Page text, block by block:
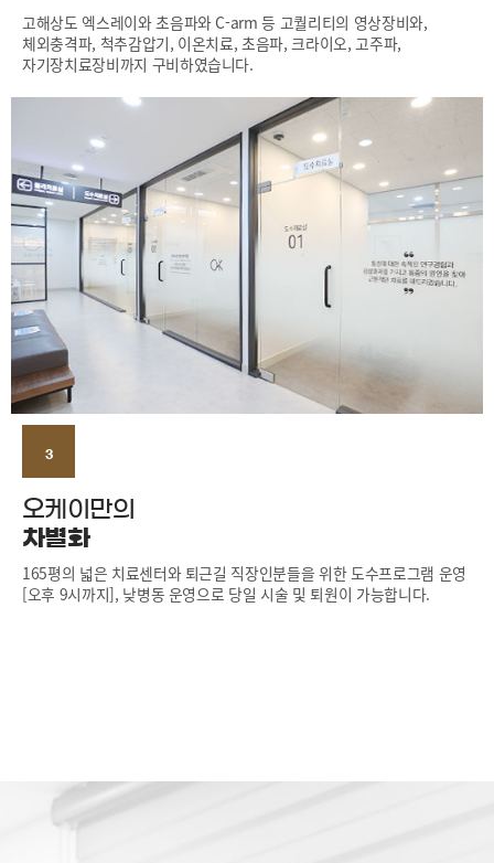
고해상도 엑스레이와 초음파와 C-arm 등 고퀄리티의 영상장비와,
체외충격파, 척추감압기, 이온치료, 초음파, 크라이오, 고주파,
자기장치료장비까지 구비하였습니다.
3
오케이만의
차별화
165평의 넓은 치료센터와 퇴근길 직장인분들을 위한 도수프로그램 운영
[오후 9시까지], 낮병동 운영으로 당일 시술 및 퇴원이 가능합니다.